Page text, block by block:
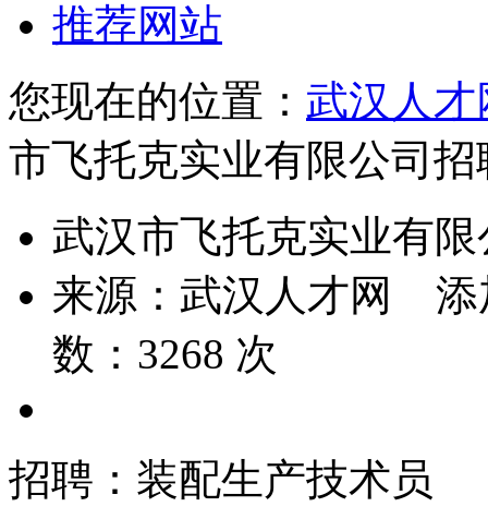
推荐网站
您现在的位置： 武汉人才
市飞托克实业有限公司招
武汉市飞托克实业有
来源： 武汉人才网
添
数： 3268 次
招聘：装配生产技术员